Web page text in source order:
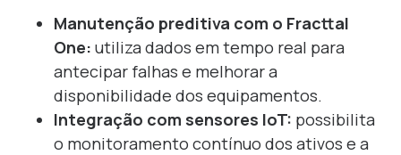
Manutenção preditiva com o Fracttal
One: utiliza dados em tempo real para
antecipar falhas e melhorar a
disponibilidade dos equipamentos.
Integração com sensores IoT: possibilita
o monitoramento contínuo dos ativos e a